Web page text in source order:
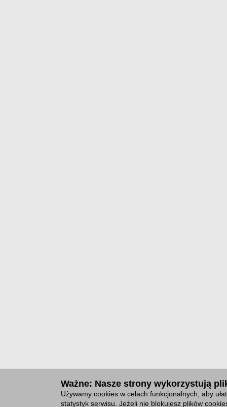
Ważne: Nasze strony wykorzystują
Używamy cookies w celach funkcjonalnych, aby
statystyk serwisu. Jeżeli nie blokujesz plików